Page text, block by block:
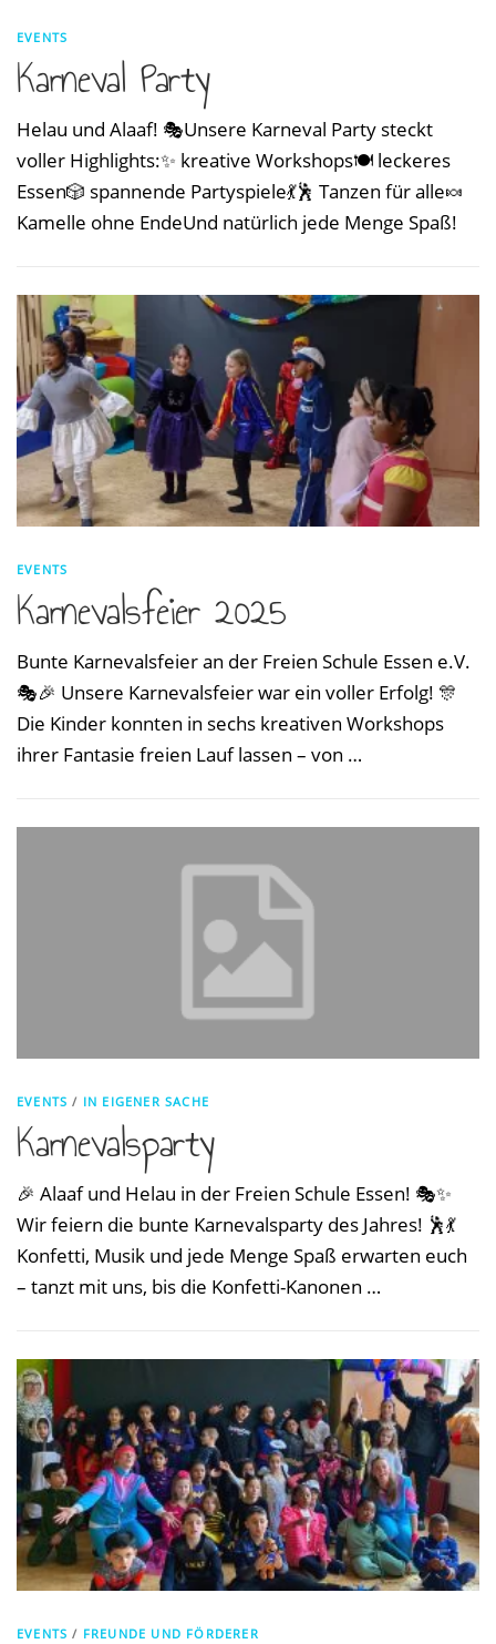
EVENTS
Karneval Party
Helau und Alaaf! 🎭Unsere Karneval Party steckt
voller Highlights:✨ kreative Workshops🍽️ leckeres
Essen🎲 spannende Partyspiele💃🕺 Tanzen für alle🍬
Kamelle ohne EndeUnd natürlich jede Menge Spaß!
EVENTS
Karnevalsfeier 2025
Bunte Karnevalsfeier an der Freien Schule Essen e.V.
🎭🎉 Unsere Karnevalsfeier war ein voller Erfolg! 🎊
Die Kinder konnten in sechs kreativen Workshops
ihrer Fantasie freien Lauf lassen – von …
EVENTS / IN EIGENER SACHE
Karnevalsparty
🎉 Alaaf und Helau in der Freien Schule Essen! 🎭✨
Wir feiern die bunte Karnevalsparty des Jahres! 🕺💃
Konfetti, Musik und jede Menge Spaß erwarten euch
– tanzt mit uns, bis die Konfetti-Kanonen …
EVENTS / FREUNDE UND FÖRDERER